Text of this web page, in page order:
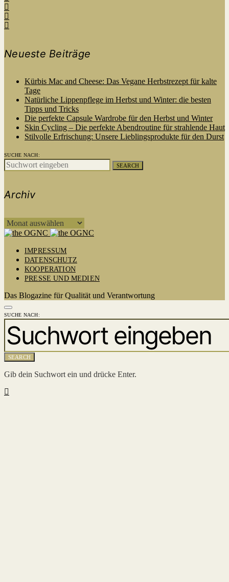
Neueste Beiträge
Kürbis Mac and Cheese: Das Vegane Herbstrezept für kalte
Tage
Natürliche Lippenpflege im Herbst und Winter: die besten
Tipps und Tricks
Die perfekte Capsule Wardrobe für den Herbst und Winter
Skin Cycling – Die perfekte Abendroutine für strahlende Haut
Stilvolle Erfrischung: Unsere Lieblingsprodukte für den Durst
SUCHE NACH:
SEARCH
Archiv
ARCHIV
IMPRESSUM
DATENSCHUTZ
KOOPERATION
PRESSE UND MEDIEN
Das Blogazine für Qualität und Verantwortung
SUCHE NACH:
SEARCH
Gib dein Suchwort ein und drücke Enter.